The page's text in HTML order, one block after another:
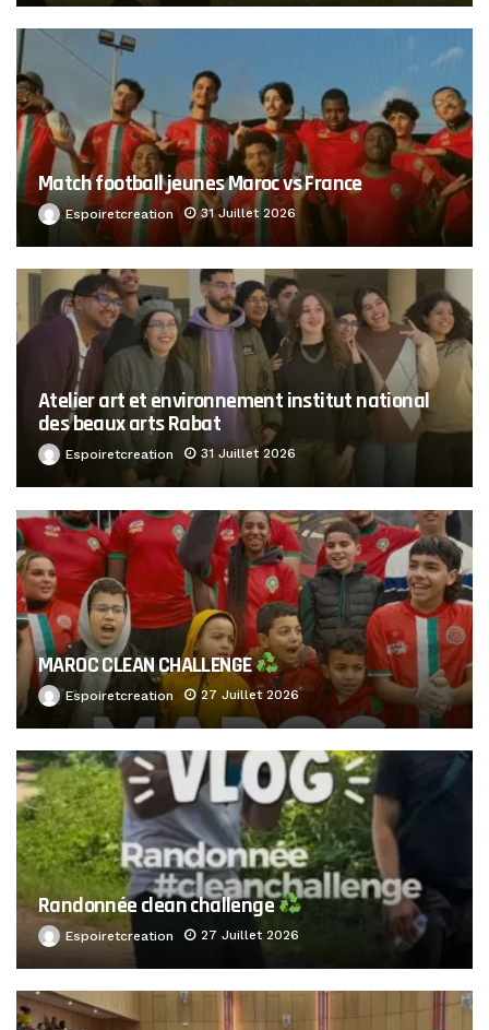
Match football jeunes Maroc vs France
Espoiretcreation 31 Juillet 2026
Atelier art et environnement institut national
des beaux arts Rabat
Espoiretcreation 31 Juillet 2026
MAROC CLEAN CHALLENGE
Espoiretcreation 27 Juillet 2026
Randonnée clean challenge
Espoiretcreation 27 Juillet 2026